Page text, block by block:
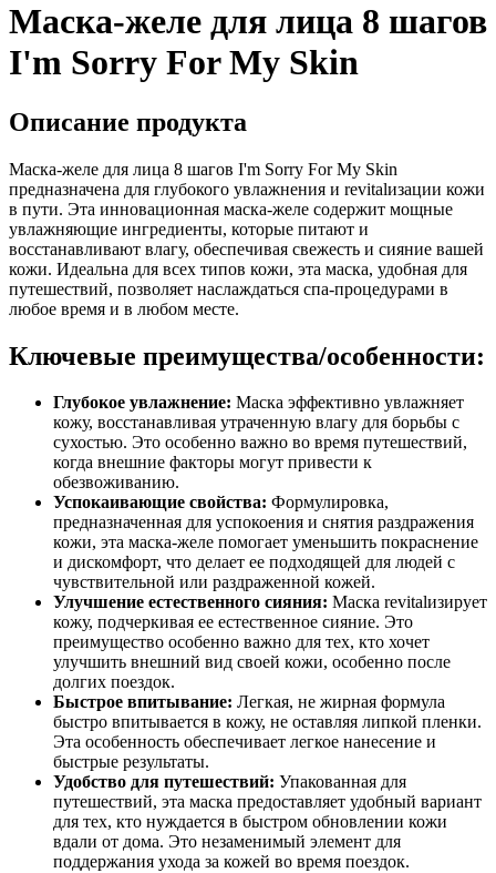
Маска-желе для лица 8 шагов
I'm Sorry For My Skin
Описание продукта
Маска-желе для лица 8 шагов I'm Sorry For My Skin
предназначена для глубокого увлажнения и revitalизации кожи
в пути. Эта инновационная маска-желе содержит мощные
увлажняющие ингредиенты, которые питают и
восстанавливают влагу, обеспечивая свежесть и сияние вашей
кожи. Идеальна для всех типов кожи, эта маска, удобная для
путешествий, позволяет наслаждаться спа-процедурами в
любое время и в любом месте.
Ключевые преимущества/особенности:
Глубокое увлажнение: Маска эффективно увлажняет
кожу, восстанавливая утраченную влагу для борьбы с
сухостью. Это особенно важно во время путешествий,
когда внешние факторы могут привести к
обезвоживанию.
Успокаивающие свойства: Формулировка,
предназначенная для успокоения и снятия раздражения
кожи, эта маска-желе помогает уменьшить покраснение
и дискомфорт, что делает ее подходящей для людей с
чувствительной или раздраженной кожей.
Улучшение естественного сияния: Маска revitalизирует
кожу, подчеркивая ее естественное сияние. Это
преимущество особенно важно для тех, кто хочет
улучшить внешний вид своей кожи, особенно после
долгих поездок.
Быстрое впитывание: Легкая, не жирная формула
быстро впитывается в кожу, не оставляя липкой пленки.
Эта особенность обеспечивает легкое нанесение и
быстрые результаты.
Удобство для путешествий: Упакованная для
путешествий, эта маска предоставляет удобный вариант
для тех, кто нуждается в быстром обновлении кожи
вдали от дома. Это незаменимый элемент для
поддержания ухода за кожей во время поездок.